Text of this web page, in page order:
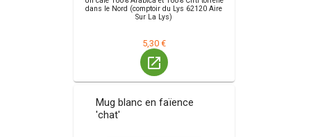
dans le Nord (comptoir du Lys 62120 Aire
Sur La Lys)
5,30 €
launch
Mug blanc en faïence
'chat'